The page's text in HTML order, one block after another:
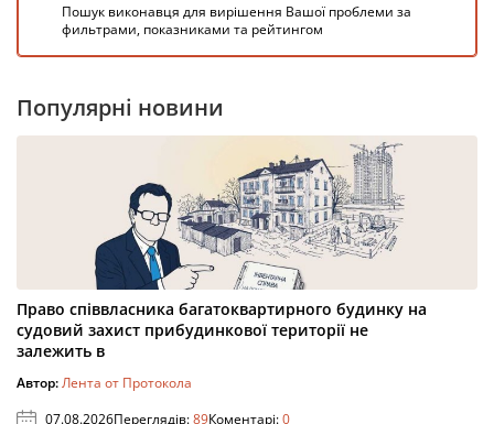
Пошук виконавця для вирішення Вашої проблеми за
фильтрами, показниками та рейтингом
Популярні новини
Право співвласника багатоквартирного будинку на
судовий захист прибудинкової території не
залежить в
Автор:Лента от Протокола
07.08.2026Переглядів:89Коментарі:0